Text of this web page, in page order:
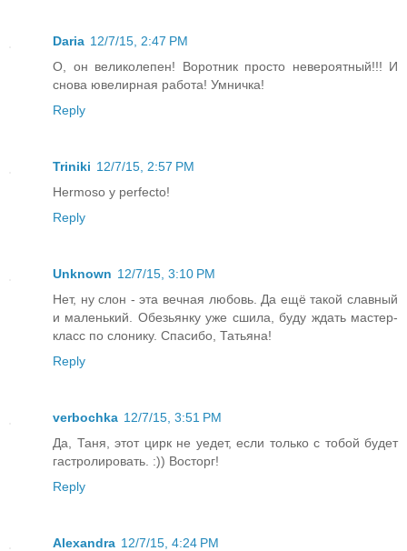
Daria 12/7/15, 2:47 PM
О, он великолепен! Воротник просто невероятный!!! И
снова ювелирная работа! Умничка!
Reply
Triniki 12/7/15, 2:57 PM
Hermoso y perfecto!
Reply
Unknown 12/7/15, 3:10 PM
Нет, ну слон - эта вечная любовь. Да ещё такой славный
и маленький. Обезьянку уже сшила, буду ждать мастер-
класс по слонику. Спасибо, Татьяна!
Reply
verbochka 12/7/15, 3:51 PM
Да, Таня, этот цирк не уедет, если только с тобой будет
гастролировать. :)) Восторг!
Reply
Alexandra 12/7/15, 4:24 PM